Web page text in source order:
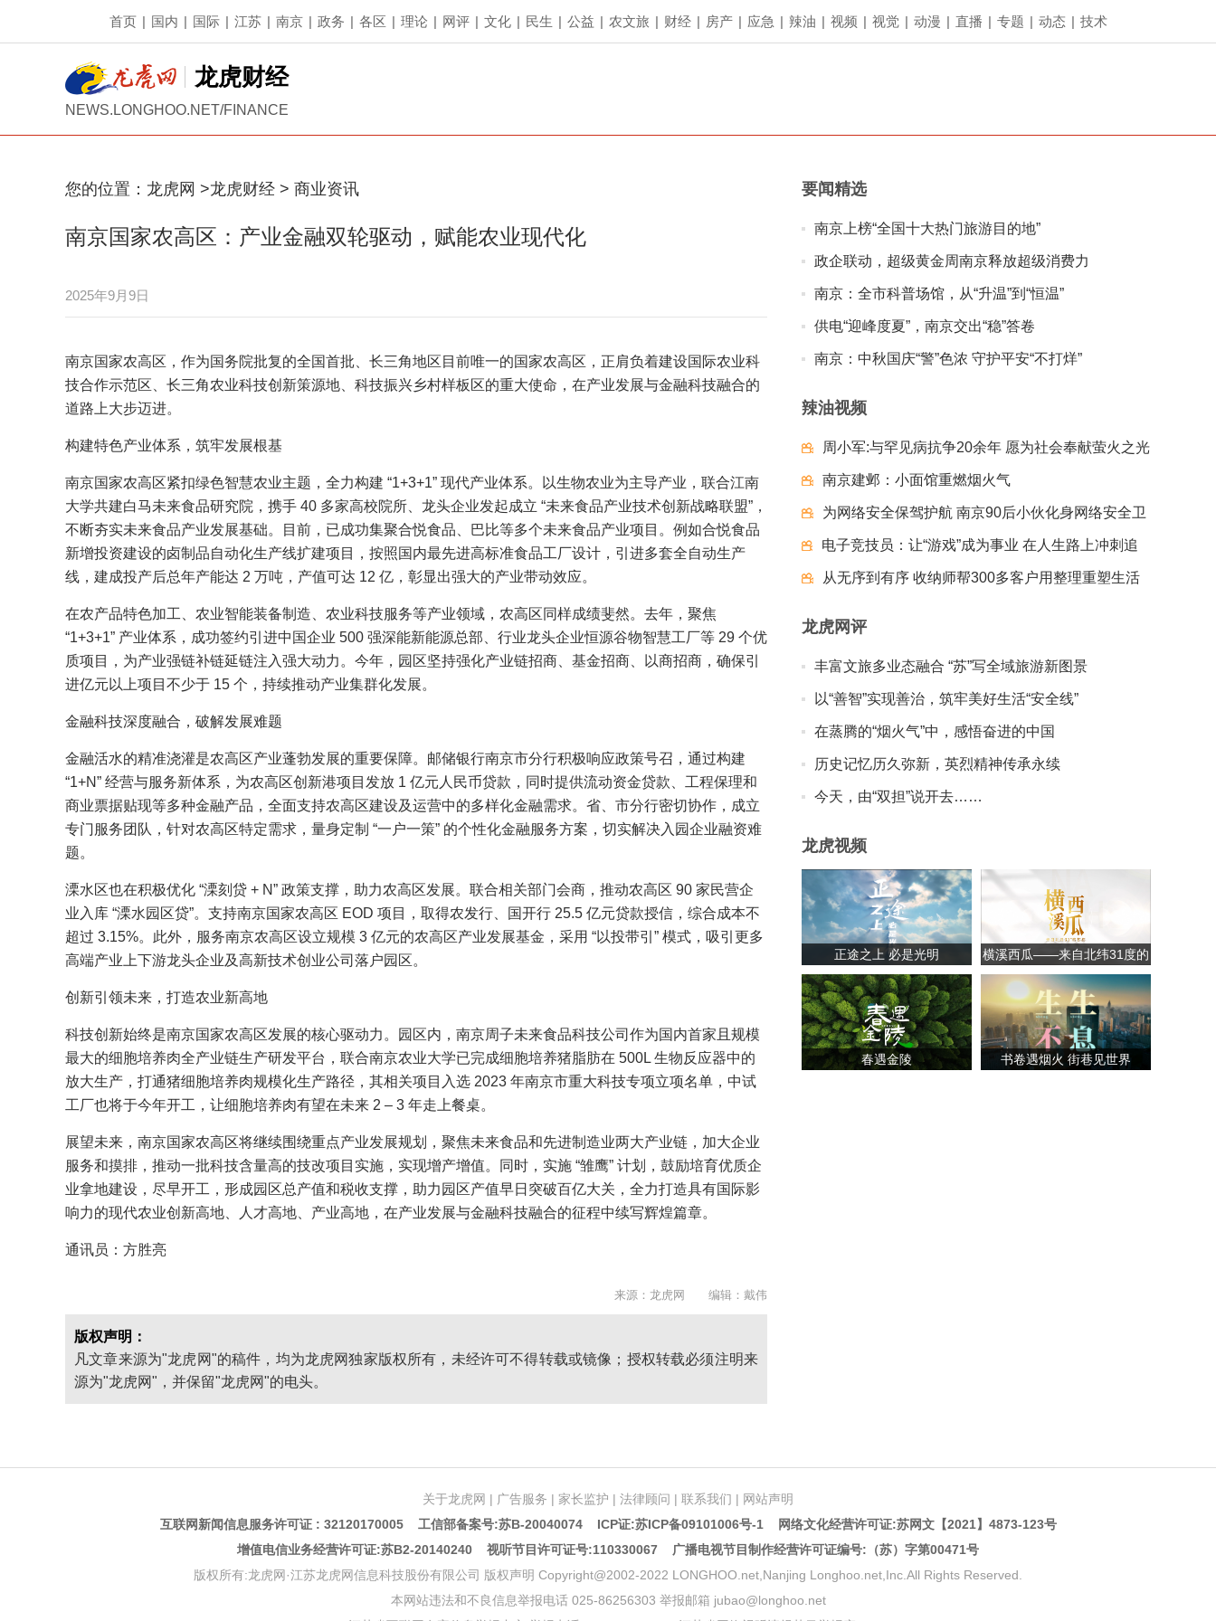
首页 | 国内 | 国际 | 江苏 | 南京 | 政务 | 各区 | 理论 | 网评 | 文化 | 民生 | 公益 | 农文旅 | 财经 | 房产 | 应急 | 辣油 | 视频 | 视觉 | 动漫 | 直播 | 专题 | 动态 | 技术
龙虎财经
NEWS.LONGHOO.NET/FINANCE
您的位置： 龙虎网 >龙虎财经 > 商业资讯
南京国家农高区：产业金融双轮驱动，赋能农业现代化
2025年9月9日
南京国家农高区，作为国务院批复的全国首批、长三角地区目前唯一的国家农高区，正肩负着建设国际农业科
技合作示范区、长三角农业科技创新策源地、科技振兴乡村样板区的重大使命，在产业发展与金融科技融合的
道路上大步迈进。
构建特色产业体系，筑牢发展根基
南京国家农高区紧扣绿色智慧农业主题，全力构建 “1+3+1” 现代产业体系。以生物农业为主导产业，联合江南
大学共建白马未来食品研究院，携手 40 多家高校院所、龙头企业发起成立 “未来食品产业技术创新战略联盟”，
不断夯实未来食品产业发展基础。目前，已成功集聚合悦食品、巴比等多个未来食品产业项目。例如合悦食品
新增投资建设的卤制品自动化生产线扩建项目，按照国内最先进高标准食品工厂设计，引进多套全自动生产
线，建成投产后总年产能达 2 万吨，产值可达 12 亿，彰显出强大的产业带动效应。
在农产品特色加工、农业智能装备制造、农业科技服务等产业领域，农高区同样成绩斐然。去年，聚焦
“1+3+1” 产业体系，成功签约引进中国企业 500 强深能新能源总部、行业龙头企业恒源谷物智慧工厂等 29 个优
质项目，为产业强链补链延链注入强大动力。今年，园区坚持强化产业链招商、基金招商、以商招商，确保引
进亿元以上项目不少于 15 个，持续推动产业集群化发展。
金融科技深度融合，破解发展难题
金融活水的精准浇灌是农高区产业蓬勃发展的重要保障。邮储银行南京市分行积极响应政策号召，通过构建
“1+N” 经营与服务新体系，为农高区创新港项目发放 1 亿元人民币贷款，同时提供流动资金贷款、工程保理和
商业票据贴现等多种金融产品，全面支持农高区建设及运营中的多样化金融需求。省、市分行密切协作，成立
专门服务团队，针对农高区特定需求，量身定制 “一户一策” 的个性化金融服务方案，切实解决入园企业融资难
题。
溧水区也在积极优化 “溧刻贷 + N” 政策支撑，助力农高区发展。联合相关部门会商，推动农高区 90 家民营企
业入库 “溧水园区贷”。支持南京国家农高区 EOD 项目，取得农发行、国开行 25.5 亿元贷款授信，综合成本不
超过 3.15%。此外，服务南京农高区设立规模 3 亿元的农高区产业发展基金，采用 “以投带引” 模式，吸引更多
高端产业上下游龙头企业及高新技术创业公司落户园区。
创新引领未来，打造农业新高地
科技创新始终是南京国家农高区发展的核心驱动力。园区内，南京周子未来食品科技公司作为国内首家且规模
最大的细胞培养肉全产业链生产研发平台，联合南京农业大学已完成细胞培养猪脂肪在 500L 生物反应器中的
放大生产，打通猪细胞培养肉规模化生产路径，其相关项目入选 2023 年南京市重大科技专项立项名单，中试
工厂也将于今年开工，让细胞培养肉有望在未来 2 – 3 年走上餐桌。
展望未来，南京国家农高区将继续围绕重点产业发展规划，聚焦未来食品和先进制造业两大产业链，加大企业
服务和摸排，推动一批科技含量高的技改项目实施，实现增产增值。同时，实施 “雏鹰” 计划，鼓励培育优质企
业拿地建设，尽早开工，形成园区总产值和税收支撑，助力园区产值早日突破百亿大关，全力打造具有国际影
响力的现代农业创新高地、人才高地、产业高地，在产业发展与金融科技融合的征程中续写辉煌篇章。
通讯员：方胜亮
来源：龙虎网 编辑：戴伟
版权声明：
凡文章来源为"龙虎网"的稿件，均为龙虎网独家版权所有，未经许可不得转载或镜像；授权转载必须注明来
源为"龙虎网"，并保留"龙虎网"的电头。
要闻精选
南京上榜“全国十大热门旅游目的地”
政企联动，超级黄金周南京释放超级消费力
南京：全市科普场馆，从“升温”到“恒温”
供电“迎峰度夏”，南京交出“稳”答卷
南京：中秋国庆“警”色浓 守护平安“不打烊”
辣油视频
周小军:与罕见病抗争20余年 愿为社会奉献萤火之光
南京建邺：小面馆重燃烟火气
为网络安全保驾护航 南京90后小伙化身网络安全卫
士
电子竞技员：让“游戏”成为事业 在人生路上冲刺追
梦夺冠
从无序到有序 收纳师帮300多客户用整理重塑生活
龙虎网评
丰富文旅多业态融合 “苏”写全域旅游新图景
以“善智”实现善治，筑牢美好生活“安全线”
在蒸腾的“烟火气”中，感悟奋进的中国
历史记忆历久弥新，英烈精神传承永续
今天，由“双担”说开去……
龙虎视频
正途之上 必是光明
横溪西瓜——来自北纬31度的
甘甜
春遇金陵 书卷遇烟火 街巷见世界
关于龙虎网 | 广告服务 | 家长监护 | 法律顾问 | 联系我们 | 网站声明
互联网新闻信息服务许可证 : 32120170005 工信部备案号:苏B-20040074 ICP证:苏ICP备09101006号-1网络文化经营许可证:苏网文【2021】4873-123号
增值电信业务经营许可证:苏B2-20140240 视听节目许可证号:110330067 广播电视节目制作经营许可证编号:（苏）字第00471号
版权所有:龙虎网·江苏龙虎网信息科技股份有限公司 版权声明 Copyright@2002-2022 LONGHOO.net,Nanjing Longhoo.net,Inc.All Rights Reserved.
本网站违法和不良信息举报电话 025-86256303 举报邮箱 jubao@longhoo.net